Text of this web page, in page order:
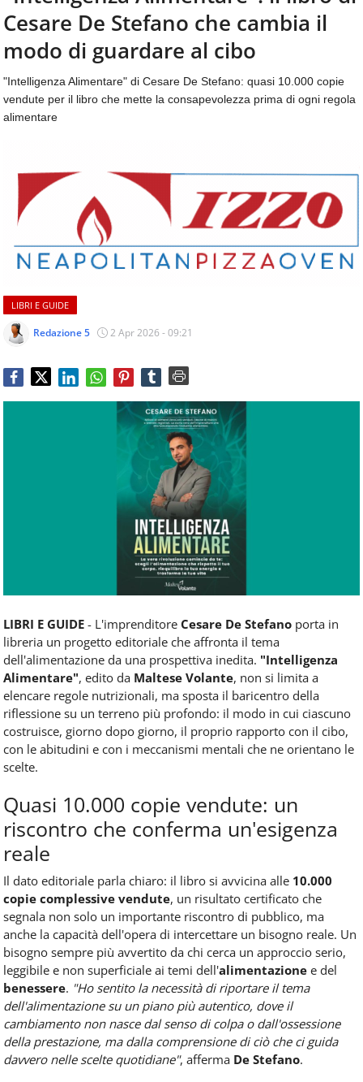
aggiornamenti
quotidiani
temi
come
ospitalità,
ristorazione,
catering
e
articoli
sul
mondo
dei
consumi
fuoricasa,
Food
Service
e
CONTATTI
Cesare De Stefano che cambia il
modo di guardare al cibo
"Intelligenza Alimentare" di Cesare De Stefano: quasi 10.000 copie
vendute per il libro che mette la consapevolezza prima di ogni regola
alimentare
LIBRI E GUIDE
Redazione 5 2 Apr 2026 - 09:21
LIBRI E GUIDE - L'imprenditore Cesare De Stefano porta in
libreria un progetto editoriale che affronta il tema
dell'alimentazione da una prospettiva inedita. "Intelligenza
Alimentare", edito da Maltese Volante, non si limita a
elencare regole nutrizionali, ma sposta il baricentro della
riflessione su un terreno più profondo: il modo in cui ciascuno
costruisce, giorno dopo giorno, il proprio rapporto con il cibo,
con le abitudini e con i meccanismi mentali che ne orientano le
scelte.
Quasi 10.000 copie vendute: un
riscontro che conferma un'esigenza
reale
Il dato editoriale parla chiaro: il libro si avvicina alle 10.000
copie complessive vendute, un risultato certificato che
segnala non solo un importante riscontro di pubblico, ma
anche la capacità dell'opera di intercettare un bisogno reale. Un
bisogno sempre più avvertito da chi cerca un approccio serio,
leggibile e non superficiale ai temi dell'alimentazione e del
benessere. "Ho sentito la necessità di riportare il tema
dell'alimentazione su un piano più autentico, dove il
cambiamento non nasce dal senso di colpa o dall'ossessione
della prestazione, ma dalla comprensione di ciò che ci guida
davvero nelle scelte quotidiane", afferma De Stefano.